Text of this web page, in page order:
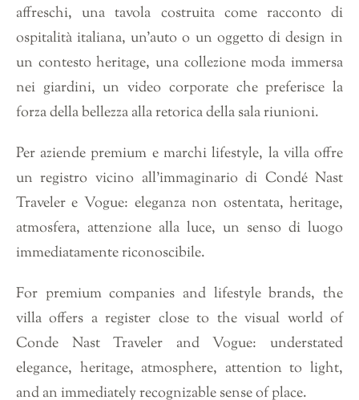
affreschi, una tavola costruita come racconto di
ospitalità italiana, un’auto o un oggetto di design in
un contesto heritage, una collezione moda immersa
nei giardini, un video corporate che preferisce la
forza della bellezza alla retorica della sala riunioni.
Per aziende premium e marchi lifestyle, la villa offre
un registro vicino all’immaginario di Condé Nast
Traveler e Vogue: eleganza non ostentata, heritage,
atmosfera, attenzione alla luce, un senso di luogo
immediatamente riconoscibile.
For premium companies and lifestyle brands, the
villa offers a register close to the visual world of
Conde Nast Traveler and Vogue: understated
elegance, heritage, atmosphere, attention to light,
and an immediately recognizable sense of place.